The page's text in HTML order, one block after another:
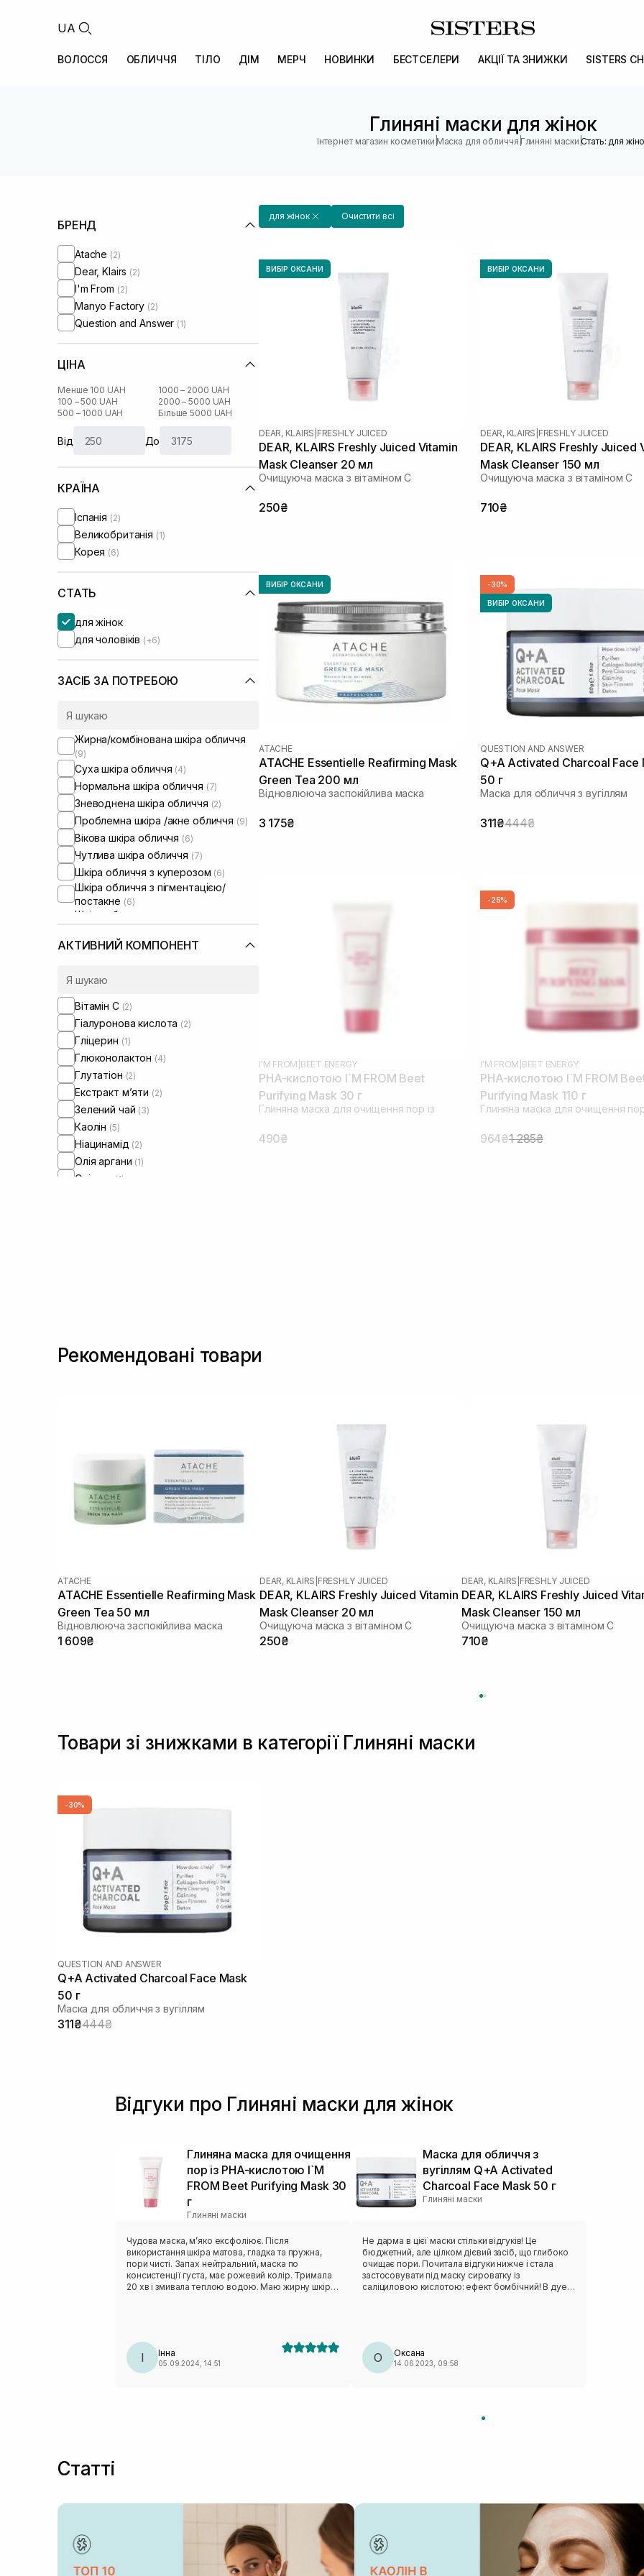
UA
ВОЛОССЯ ОБЛИЧЧЯ ТІЛО ДІМ МЕРЧ НОВИНКИ БЕСТСЕЛЕРИ АКЦІЇ ТА ЗНИЖКИ SISTERS
Глиняні маски для жінок
Інтернет магазин косметики |Маска для обличчя |Глиняні маски |Стать: для
БРЕНД
Atache (2)
Dear, Klairs (2)
I'm From (2)
Manyo Factory (2)
Question and Answer (1)
ЦІНА
Менше 100 UAH
100 – 500 UAH
500 – 1000 UAH
1000 – 2000 UAH
2000 – 5000 UAH
Більше 5000 UAH
Від До
КРАЇНА
Іспанія (2)
Великобританія (1)
Корея (6)
СТАТЬ
для жінок
для чоловіків (+6)
ЗАСІБ ЗА ПОТРЕБОЮ
Жирна/комбінована шкіра обличчя
(9)
Суха шкіра обличчя (4)
Нормальна шкіра обличчя (7)
Зневоднена шкіра обличчя (2)
Проблемна шкіра /акне обличчя (9)
Вікова шкіра обличчя (6)
Чутлива шкіра обличчя (7)
Шкіра обличчя з куперозом (6)
Шкіра обличчя з пігментацією/
постакне (6)
Шкіра обличчя з розширеними
порами
Шкіра обличчя з порушеним
мікробіомом
АКТИВНИЙ КОМПОНЕНТ
Вітамін C (2)
Гіалуронова кислота (2)
Гліцерин (1)
Глюконолактон (4)
Глутатіон (2)
Екстракт м’яти (2)
Зелений чай (3)
Каолін (5)
Ніацинамід (2)
Олія аргани (1)
Олія ши (1)
для жінок Очистити всі
ВИБІР ОКСАНИ
DEAR, KLAIRS FRESHLY JUICED
DEAR, KLAIRS Freshly Juiced Vitamin
Mask Cleanser 20 мл
Очищуюча маска з вітаміном С
250₴
ВИБІР ОКСАНИ
DEAR, KLAIRS FRESHLY JUICED
DEAR, KLAIRS Freshly Juiced
Mask Cleanser 150 мл
Очищуюча маска з вітаміном С
710₴
ВИБІР ОКСАНИ
ATACHE
ATACHE Essentielle Reafirming Mask
Green Tea 200 мл
Відновлююча заспокійлива маска
3 175₴
-30%
ВИБІР ОКСАНИ
QUESTION AND ANSWER
Q+A Activated Charcoal Face
50 г
Маска для обличчя з вугіллям
311₴444₴
I'M FROM BEET ENERGY
PHA-кислотою I`M FROM Beet
Purifying Mask 30 г
Глиняна маска для очищення пор із
490₴
-25%
I'M FROM BEET ENERGY
PHA-кислотою I`M FROM
Purifying Mask 110 г
Глиняна маска для очищення пор
964₴1 285₴
Рекомендовані товари
ATACHE
ATACHE Essentielle Reafirming Mask
Green Tea 50 мл
Відновлююча заспокійлива маска
1 609₴
DEAR, KLAIRS FRESHLY JUICED
DEAR, KLAIRS Freshly Juiced Vitamin
Mask Cleanser 20 мл
Очищуюча маска з вітаміном С
250₴
DEAR, KLAIRS FRESHLY JUICED
DEAR, KLAIRS Freshly Juiced
Mask Cleanser 150 мл
Очищуюча маска з вітаміном С
710₴
Товари зі знижками в категорії Глиняні маски
-30%
QUESTION AND ANSWER
Q+A Activated Charcoal Face Mask
50 г
Маска для обличчя з вугіллям
311₴444₴
Відгуки про Глиняні маски для жінок
Глиняна маска для очищення
пор із PHA-кислотою I`M
FROM Beet Purifying Mask 30
г
Глиняні маски
Чудова маска, м’яко ексфоліює. Після
використання шкіра матова, гладка та пружна,
пори чисті. Запах нейтральний, маска по
консистенції густа, має рожевий колір. Тримала
20 хв і змивала теплою водою. Маю жирну шкіру,
І Інна
05.09.2024, 14:51
Маска для обличчя з
вугіллям Q+A Activated
Charcoal Face Mask 50 г
Глиняні маски
Не дарма в цієї маски стільки відгуків! Це
бюджетний, але цілком дієвий засіб, що глибоко
очищає пори. Почитала відгуки нижче і стала
застосовувати під маску сироватку із
саліциловою кислотою: ефект бомбічний! В дуеті
щоб маска на шкірі не пересихала. Змивається
легко, опісля наношу зволожувальний крем і все
чудово
О Оксана
14.06.2023, 09:58
Статті